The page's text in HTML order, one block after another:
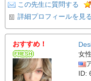
この先生に質問する
詳細プロフィールを見る
おすすめ！
女
ID: